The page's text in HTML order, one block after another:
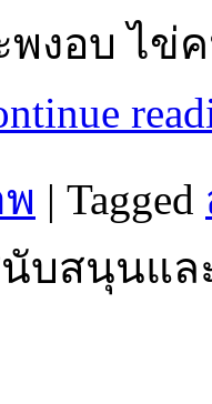
งอบ ไข่
| Tagged
บสนุนแล